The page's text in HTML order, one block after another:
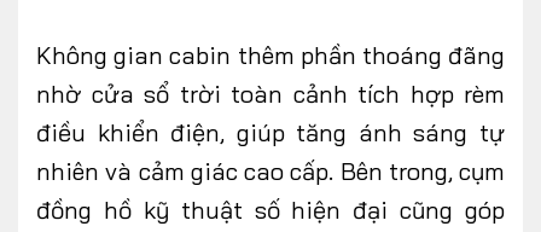
Không gian cabin thêm phần thoáng đãng
nhờ cửa sổ trời toàn cảnh tích hợp rèm
điều khiển điện, giúp tăng ánh sáng tự
nhiên và cảm giác cao cấp. Bên trong, cụm
đồng hồ kỹ thuật số hiện đại cũng góp